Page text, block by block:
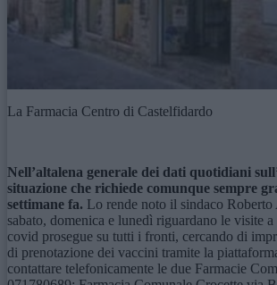
La Farmacia Centro di Castelfidardo
Nell’altalena generale dei dati quotidiani
situazione che richiede comunque sempre
settimane fa. Lo rende noto il sindaco
sabato, domenica e lunedì riguardano le visite
covid prosegue su tutti i fronti, cercando di
di prenotazione dei vaccini tramite la
contattare telefonicamente le due Farmacie